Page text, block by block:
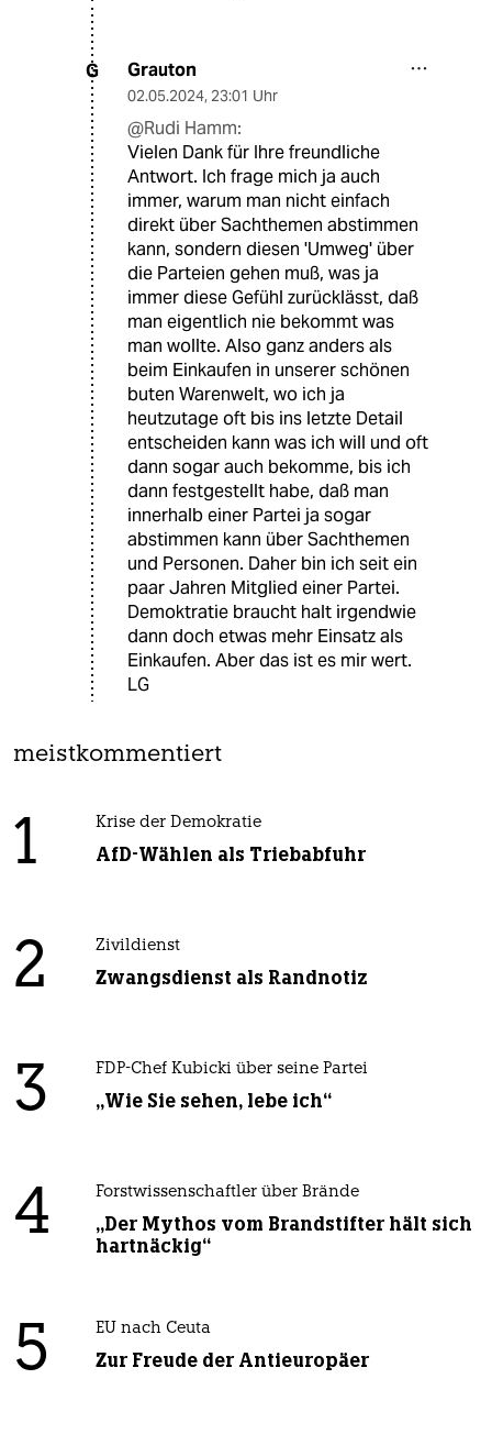
G Grauton
02.05.2024, 23:01 Uhr
@Rudi Hamm:
Vielen Dank für Ihre freundliche
Antwort. Ich frage mich ja auch
immer, warum man nicht einfach
direkt über Sachthemen abstimmen
kann, sondern diesen 'Umweg' über
die Parteien gehen muß, was ja
immer diese Gefühl zurücklässt, daß
man eigentlich nie bekommt was
man wollte. Also ganz anders als
beim Einkaufen in unserer schönen
buten Warenwelt, wo ich ja
heutzutage oft bis ins letzte Detail
entscheiden kann was ich will und oft
dann sogar auch bekomme, bis ich
dann festgestellt habe, daß man
innerhalb einer Partei ja sogar
abstimmen kann über Sachthemen
und Personen. Daher bin ich seit ein
paar Jahren Mitglied einer Partei.
Demoktratie braucht halt irgendwie
dann doch etwas mehr Einsatz als
Einkaufen. Aber das ist es mir wert.
LG
meistkommentiert
1 Krise der Demokratie
AfD-Wählen als Triebabfuhr
2 Zivildienst
Zwangsdienst als Randnotiz
3 FDP-Chef Kubicki über seine Partei
„Wie Sie sehen, lebe ich“
4 Forstwissenschaftler über Brände
„Der Mythos vom Brandstifter hält sich
hartnäckig“
5 EU nach Ceuta
Zur Freude der Antieuropäer